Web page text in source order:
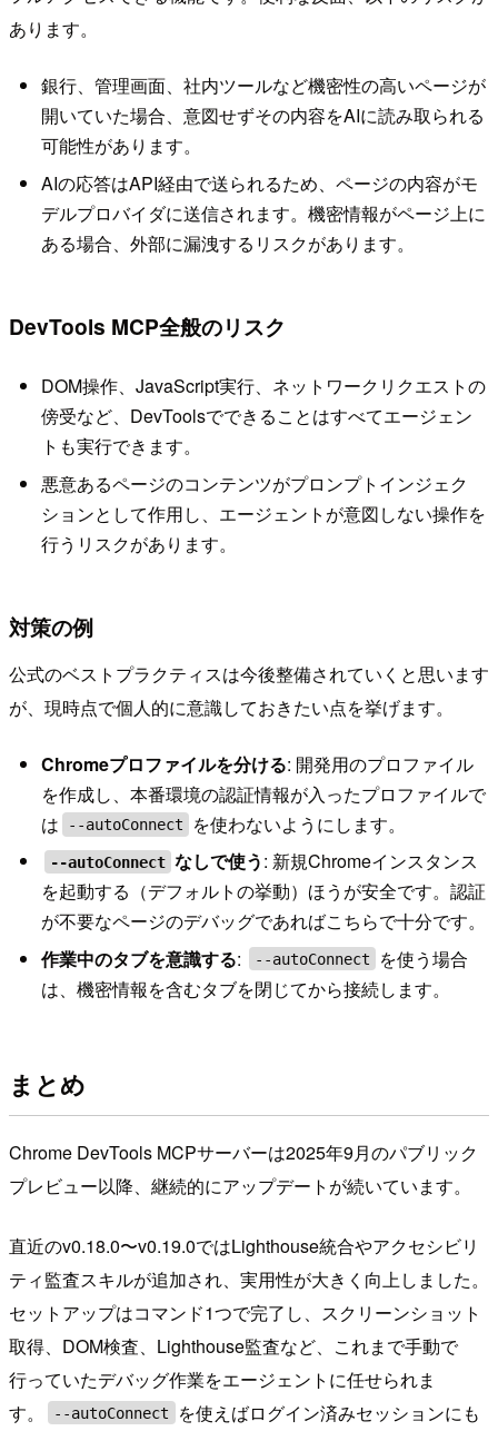
あります。
銀行、管理画面、社内ツールなど機密性の高いページが
開いていた場合、意図せずその内容をAIに読み取られる
可能性があります。
AIの応答はAPI経由で送られるため、ページの内容がモ
デルプロバイダに送信されます。機密情報がページ上に
ある場合、外部に漏洩するリスクがあります。
DevTools MCP全般のリスク
DOM操作、JavaScript実行、ネットワークリクエストの
傍受など、DevToolsでできることはすべてエージェン
トも実行できます。
悪意あるページのコンテンツがプロンプトインジェク
ションとして作用し、エージェントが意図しない操作を
行うリスクがあります。
対策の例
公式のベストプラクティスは今後整備されていくと思います
が、現時点で個人的に意識しておきたい点を挙げます。
Chromeプロファイルを分ける: 開発用のプロファイル
を作成し、本番環境の認証情報が入ったプロファイルで
は
--autoConnect を使わないようにします。
--autoConnect なしで使う: 新規Chromeインスタンス
を起動する（デフォルトの挙動）ほうが安全です。認証
が不要なページのデバッグであればこちらで十分です。
作業中のタブを意識する: --autoConnect
を使う場合
は、機密情報を含むタブを閉じてから接続します。
まとめ
Chrome DevTools MCPサーバーは2025年9月のパブリック
プレビュー以降、継続的にアップデートが続いています。
直近のv0.18.0〜v0.19.0ではLighthouse統合やアクセシビリ
ティ監査スキルが追加され、実用性が大きく向上しました。
セットアップはコマンド1つで完了し、スクリーンショット
取得、DOM検査、Lighthouse監査など、これまで手動で
行っていたデバッグ作業をエージェントに任せられま
す。
--autoConnect
を使えばログイン済みセッションにも